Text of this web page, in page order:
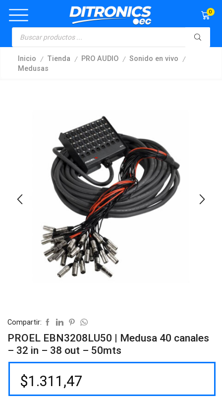
0
Inicio / Tienda / PRO AUDIO / Sonido en vivo /
Medusas
Compartir:
PROEL EBN3208LU50 | Medusa 40 canales
– 32 in – 38 out – 50mts
$1.311,47